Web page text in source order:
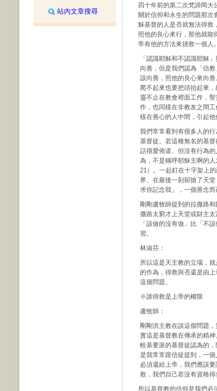
站內文章搜尋
四十年前的第二次梵諦岡
關於信仰和永生的問題那次
穌基督的人是否就無法得救
照他的良心來行，那他就能
帝有他的方法來拯救一個人
「認識耶穌和不認識耶穌
向善，但是我們認為「信
該向善，照他的良心來向
爬不起來也要把頭抬起來
靈不止在教會裡面工作，
作，也同樣在非教友之間
樣在善心的人中間，引起
我們常常看到有很多人的
基督徒。若這種無名的基
話很愛佈道、但沒有行為
為，不是稱呼耶穌主啊的
21）。一起釘在十字架上
界、在最後一刻卻搶了天
求你記念我」，一個善念而
剛剛盧牧師提到的拉撒路
撒路太窮才上天堂或財主
「該做的沒有做」比「不
習。
林淑芬：
所以這是天主教的立場，
的作為，得救與否還是由
這個問題。
※誰得救是上帝的權限
盧牧師：
剛剛洪主教在談這個問題
實這是基督教在傳承的精
較基要派的基督徒認為的
是我常常跟信徒提到，一
必須還給上帝，我們應該
救，我們自己若沒有資格
所以基督教的信仰是我們必